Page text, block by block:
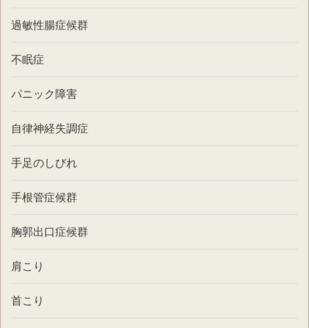
過敏性腸症候群
不眠症
パニック障害
自律神経失調症
手足のしびれ
手根管症候群
胸郭出口症候群
肩こり
首こり